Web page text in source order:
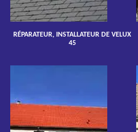
RÉPARATEUR, INSTALLATEUR DE VELUX
45